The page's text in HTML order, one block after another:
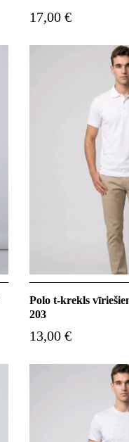
17,00 €
Polo t-krekls
203
13,00 €